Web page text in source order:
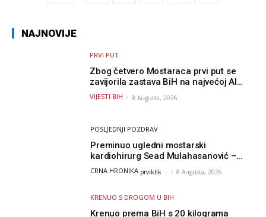
NAJNOVIJE
PRVI PUT
Zbog četvero Mostaraca prvi put se
zavijorila zastava BiH na najvećoj AI
olimpijadi, a sada je njihov mentor
postao član komiteta Međunarodne
VIJESTI BIH 8 Augusta, 2026
POSLJEDNJI POZDRAV
Preminuo ugledni mostarski
kardiohirurg Sead Mulahasanović –
kolege uputile emotivnu oproštajnu
CRNA HRONIKA prviklik - 8 Augusta, 2026
KRENUO S DROGOM U BIH
Krenuo prema BiH s 20 kilograma